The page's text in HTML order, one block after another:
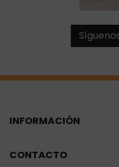
INFORMACIÓN
CONTACTO